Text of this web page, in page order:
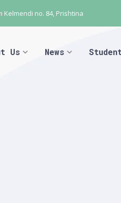
Kelmendi no. 84, Prishtina
Us News